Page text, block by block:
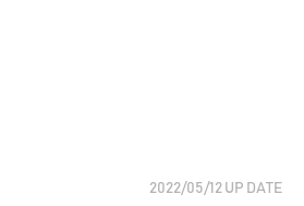
2022/05/12 UP DATE